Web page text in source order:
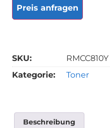
Preis anfragen
SKU:
RMCC810Y
Kategorie:
Toner
Beschreibung